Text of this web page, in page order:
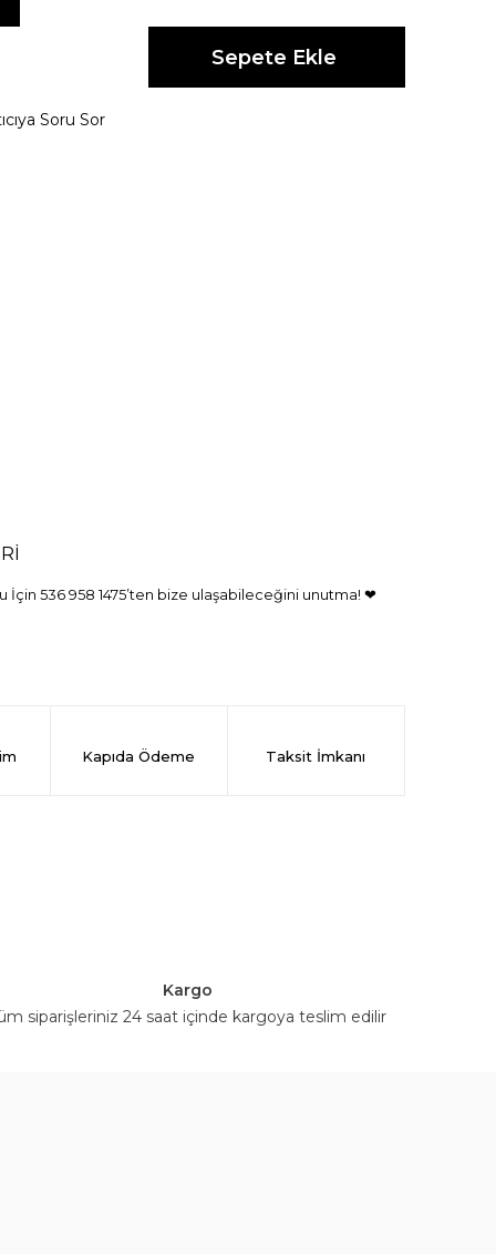
Soru Sor
536 958 1475’ten bize ulaşabileceğini unutma! ❤
Kapıda Ödeme Taksit İmkanı
Kargo
siparişleriniz 24 saat içinde kargoya teslim edilir